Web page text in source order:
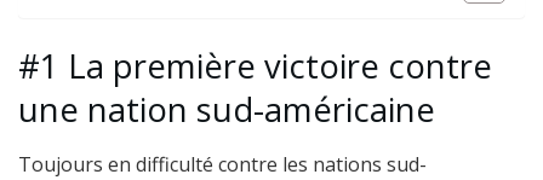
#1 La première victoire contre
une nation sud-américaine
Toujours en difficulté contre les nations sud-